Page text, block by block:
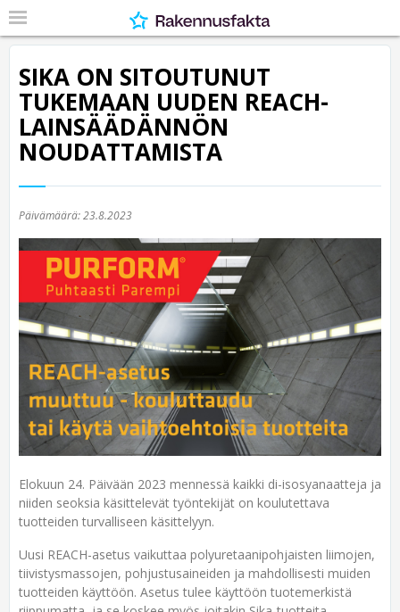
SIKA ON SITOUTUNUT
TUKEMAAN UUDEN REACH-
LAINSÄÄDÄNNÖN
NOUDATTAMISTA
Päivämäärä:23.8.2023
Elokuun 24. Päivään 2023 mennessä kaikki di-isosyanaatteja ja
niiden seoksia käsittelevät työntekijät on koulutettava
tuotteiden turvalliseen käsittelyyn.
Uusi REACH-asetus vaikuttaa polyuretaanipohjaisten liimojen,
tiivistysmassojen, pohjustusaineiden ja mahdollisesti muiden
tuotteiden käyttöön. Asetus tulee käyttöön tuotemerkistä